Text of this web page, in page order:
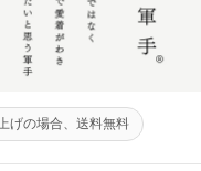
げの場合、送料無料